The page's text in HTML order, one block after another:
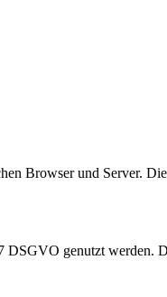
Browser und Server.
genutzt werden.